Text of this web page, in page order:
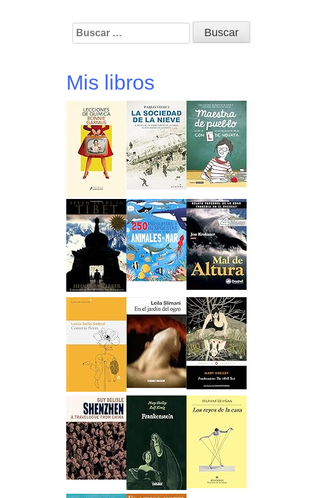
Buscar:
Mis libros